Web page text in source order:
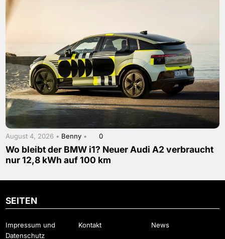
August 4, 2026 • Benny • 0
Wo bleibt der BMW i1? Neuer Audi A2 verbraucht
nur 12,8 kWh auf 100 km
SEITEN
Impressum und
Datenschutz
Kontakt News